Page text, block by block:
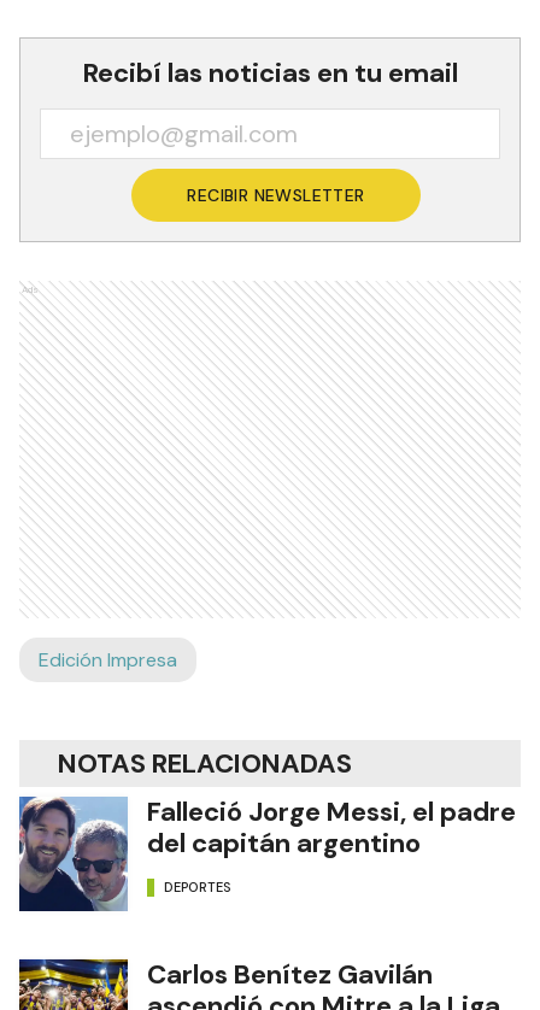
Recibí las noticias en tu email
RECIBIR NEWSLETTER
Ads
Edición Impresa
NOTAS RELACIONADAS
Falleció Jorge Messi, el padre
del capitán argentino
DEPORTES
Carlos Benítez Gavilán